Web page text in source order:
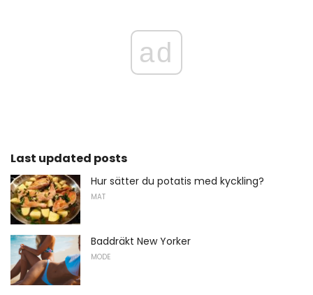
ad
Last updated posts
Hur sätter du potatis med kyckling?
MAT
Baddräkt New Yorker
MODE